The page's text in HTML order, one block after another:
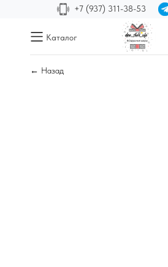
+7 (937) 311-38-53
Каталог
← Назад